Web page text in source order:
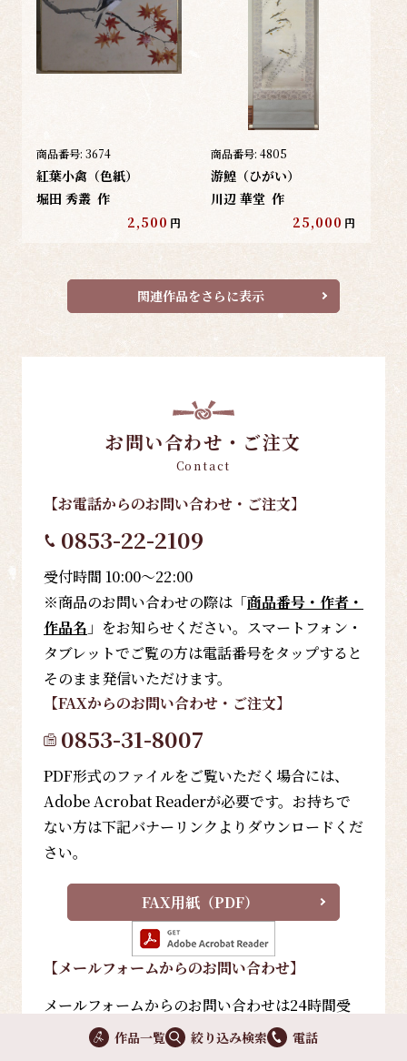
商品番号: 3674
紅葉小禽（色紙）
堀田 秀叢 作
2,500 円
商品番号: 4805
游鰉（ひがい）
川辺 華堂 作
25,000 円
関連作品をさらに表示
お問い合わせ・ご注文
Contact
【お電話からのお問い合わせ・ご注文】
0853-22-2109
受付時間 10:00～22:00
※商品のお問い合わせの際は「商品番号・作者・
作品名 」をお知らせください。スマートフォン・
タブレットでご覧の方は電話番号をタップすると
そのまま発信いただけます。
【FAXからのお問い合わせ・ご注文】
0853-31-8007
PDF形式のファイルをご覧いただく場合には、
Adobe Acrobat Readerが必要です。お持ちで
ない方は下記バナーリンクよりダウンロードくだ
さい。
FAX用紙（PDF）
【メールフォームからのお問い合わせ】
メールフォームからのお問い合わせは24時間受
け付けておりますので、お気軽にご連絡くださ
作品一覧 絞り込み検索 電話